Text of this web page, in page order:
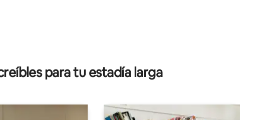
5. 92 evaluaciones
para tu estadía larga